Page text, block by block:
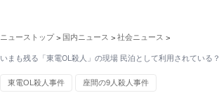
ニューストップ > 国内ニュース > 社会ニュース >
いまも残る「東電OL殺人」の現場 民泊として利用されている？
東電OL殺人事件 座間の9人殺人事件